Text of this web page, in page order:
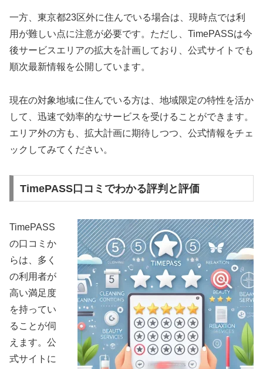
一方、東京都23区外に住んでいる場合は、現時点では利
用が難しい点に注意が必要です。ただし、TimePASSは今
後サービスエリアの拡大を計画しており、公式サイトでも
順次最新情報を公開しています。
現在の対象地域に住んでいる方は、地域限定の特性を活か
して、迅速で効率的なサービスを受けることができます。
エリア外の方も、拡大計画に期待しつつ、公式情報をチェ
ックしてみてください。
TimePASS口コミでわかる評判と評価
TimePASS
の口コミか
らは、多く
の利用者が
高い満足度
を持ってい
ることが伺
えます。公
式サイトに